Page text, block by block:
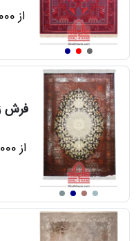
از 2,792,000 تومان تا 77,211,000 تومان
فرش زمرد
از 8,922,000 تومان تا 63,159,000 تومان